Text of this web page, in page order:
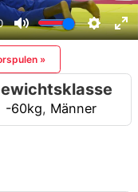
»
-60kg, Männer